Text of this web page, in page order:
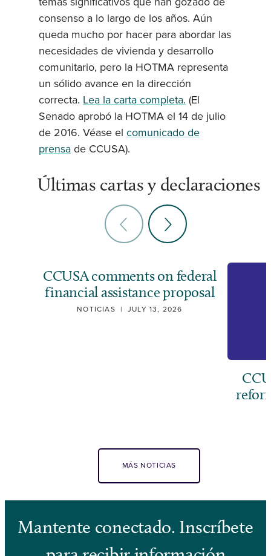
consenso a lo largo de los años. Aún
queda mucho por hacer para abordar las
necesidades de vivienda y desarrollo
comunitario, pero la HOTMA representa
un sólido avance en la dirección
correcta. Lea la carta completa. (El
Senado aprobó la HOTMA el 14 de julio
de 2016. Véase el comunicado de
prensa de CCUSA).
Últimas cartas y declaraciones
CCUSA comments on federal
financial assistance proposal
NOTICIAS | JULY 13, 2026
MÁS NOTICIAS
Mantente conectado. Inscríbete